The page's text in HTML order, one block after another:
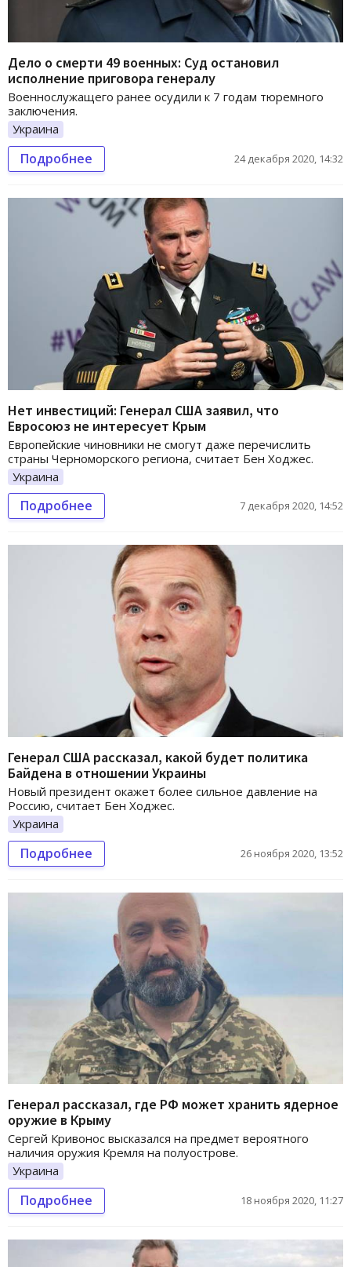
Дело о смерти 49 военных: Суд остановил
исполнение приговора генералу
Военнослужащего ранее осудили к 7 годам тюремного
заключения.
Украина
Подробнее 24 декабря 2020, 14:32
Нет инвестиций: Генерал США заявил, что
Евросоюз не интересует Крым
Европейские чиновники не смогут даже перечислить
страны Черноморского региона, считает Бен Ходжес.
Украина
Подробнее 7 декабря 2020, 14:52
Генерал США рассказал, какой будет политика
Байдена в отношении Украины
Новый президент окажет более сильное давление на
Россию, считает Бен Ходжес.
Украина
Подробнее 26 ноября 2020, 13:52
Генерал рассказал, где РФ может хранить ядерное
оружие в Крыму
Сергей Кривонос высказался на предмет вероятного
наличия оружия Кремля на полуострове.
Украина
Подробнее 18 ноября 2020, 11:27